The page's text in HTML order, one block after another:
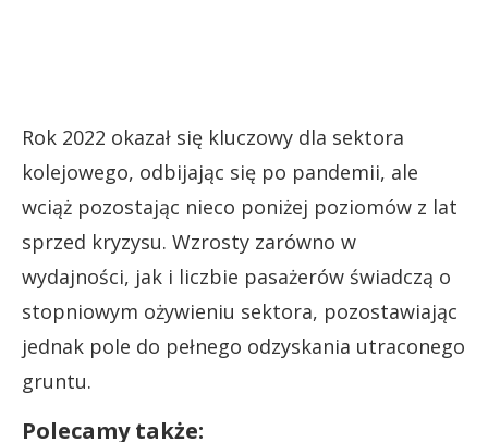
Rok 2022 okazał się kluczowy dla sektora
kolejowego, odbijając się po pandemii, ale
wciąż pozostając nieco poniżej poziomów z lat
sprzed kryzysu. Wzrosty zarówno w
wydajności, jak i liczbie pasażerów świadczą o
stopniowym ożywieniu sektora, pozostawiając
jednak pole do pełnego odzyskania utraconego
gruntu.
Polecamy także: